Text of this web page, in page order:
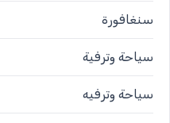
سنغافورة
سياحة وترفية
سياحة وترفيه